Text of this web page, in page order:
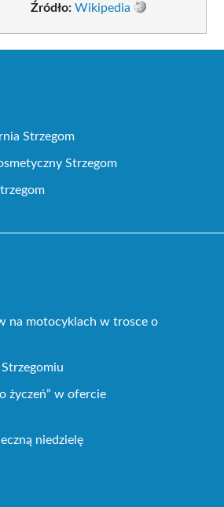
Źródło: Wikipedia
Strzegom
Strzegom
na motocyklach w trosce o
życzeń” w ofercie
niedzielę